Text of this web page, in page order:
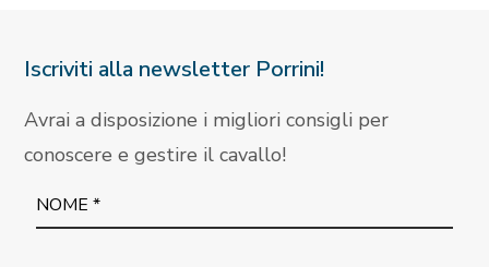
Iscriviti alla newsletter Porrini!
Avrai a disposizione i migliori consigli per
conoscere e gestire il cavallo!